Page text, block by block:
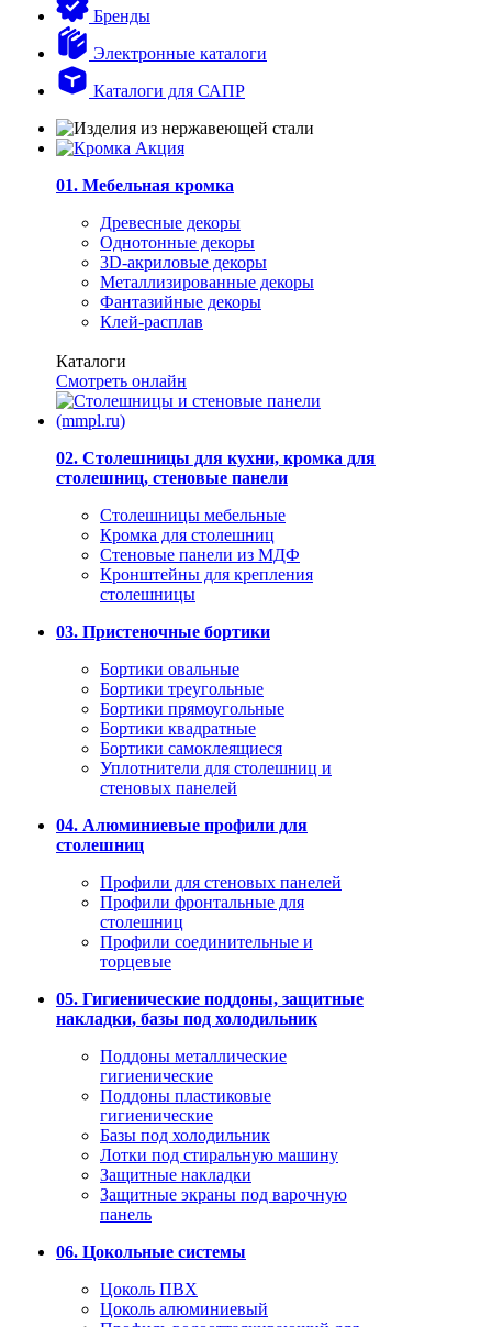
Бренды
Электронные каталоги
Каталоги для САПР
01. Мебельная кромка
Древесные декоры
Однотонные декоры
3D-акриловые декоры
Металлизированные декоры
Фантазийные декоры
Клей-расплав
Каталоги
Смотреть онлайн
02. Столешницы для кухни, кромка для
столешниц, стеновые панели
Столешницы мебельные
Кромка для столешниц
Стеновые панели из МДФ
Кронштейны для крепления
столешницы
03. Пристеночные бортики
Бортики овальные
Бортики треугольные
Бортики прямоугольные
Бортики квадратные
Бортики самоклеящиеся
Уплотнители для столешниц и
стеновых панелей
04. Алюминиевые профили для
столешниц
Профили для стеновых панелей
Профили фронтальные для
столешниц
Профили соединительные и
торцевые
05. Гигиенические поддоны, защитные
накладки, базы под холодильник
Поддоны металлические
гигиенические
Поддоны пластиковые
гигиенические
Базы под холодильник
Лотки под стиральную машину
Защитные накладки
Защитные экраны под варочную
панель
06. Цокольные системы
Цоколь ПВХ
Цоколь алюминиевый